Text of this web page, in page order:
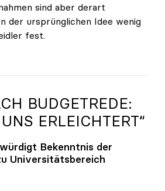
sind aber derart
der ursprünglichen Idee wenig
fest.
Erste Schritte sind getan
BUDGETREDE:
ERLEICHTERT“
Bekenntnis der
Universitätsbereich